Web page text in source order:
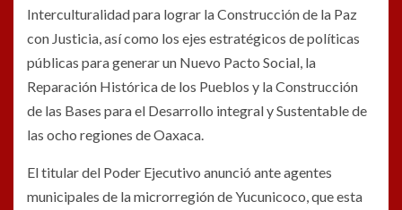
Interculturalidad para lograr la Construcción de la Paz
con Justicia, así como los ejes estratégicos de políticas
públicas para generar un Nuevo Pacto Social, la
Reparación Histórica de los Pueblos y la Construcción
de las Bases para el Desarrollo integral y Sustentable de
las ocho regiones de Oaxaca.
El titular del Poder Ejecutivo anunció ante agentes
municipales de la microrregión de Yucunicoco, que esta